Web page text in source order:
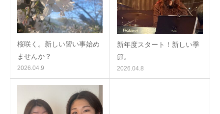
桜咲く。新しい習い事始め
ませんか？
2026.04.9
新年度スタート！新しい季
節。
2026.04.8